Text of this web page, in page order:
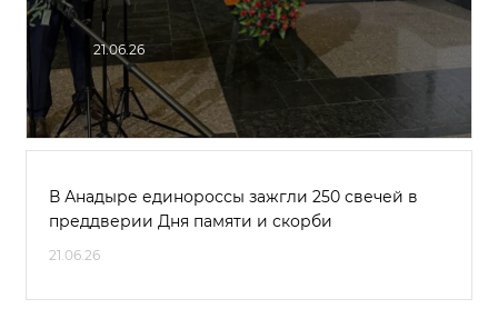
21.06.26
В Анадыре единороссы зажгли 250 свечей в
преддверии Дня памяти и скорби
21.06.26